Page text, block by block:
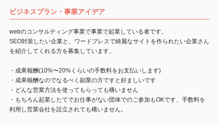
ビジネスプラン・事業アイデア
webのコンサルティング事業で事業で起業している者です。
SEO対策したい企業と、ワードプレスで綺麗なサイトを作られたい企業さん
を紹介してくれる方を募集しています。
・成果報酬(10%〜20%くらいの手数料をお支払いします)
・成果報酬なのでなるべく副業の方ですと好ましいです
・どんな営業方法を使ってもらっても構いません
・もちろん起業したてでお仕事がない団体でのご参加もOKです、手数料を
利用し営業会社を設立されても構いません。